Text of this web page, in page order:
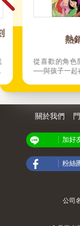
熱
從喜歡的角色
──與孩子一起
關於我們
加好
粉絲
公司